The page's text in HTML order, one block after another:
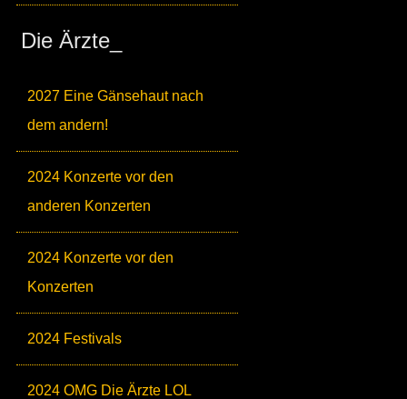
Die Ärzte_
2027 Eine Gänsehaut nach
dem andern!
2024 Konzerte vor den
anderen Konzerten
2024 Konzerte vor den
Konzerten
2024 Festivals
2024 OMG Die Ärzte LOL